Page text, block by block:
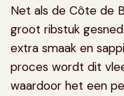
Net als de Côte de
groot ribstuk
extra smaak en
proces wordt dit
waardoor het een